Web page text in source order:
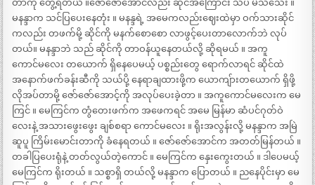
တာကို တွေ့ရတယ် ။ဇော်ဇော်အောင်လည်း ဆိုင်အကြောင်း သိပ် မသိသေး ။
မနန္ဒာက သင်ပြပေးနေတုံး ။ မနန္ဒရဲ့ အမေကလည်းဈေးထဲမှာ ဝက်သားဆိုင်
ကလည်း တဖက်မို့ ဆိုင်ကို မနက်စောစော လာဖွင့်ပေးတာလောက်ဘဲ လုပ်
တယ်။ မနန္ဒာဘဲ သည် ဆိုင်ကို တာဝန်ယူနေတယ်လို့ ဆိုရမယ် ။ အကူ
ကောင်မလေး တယောက် ရှိနေပေမယ့် ပစ္စည်းတွေ ရောက်လာရင် ဆိုင်ထဲ
အနောက်ဖက်ခန်းဆီကို သယ်ပို့ နေရာချထားဖို့က ယောကျ်ားတယောက် ရှိဖို့
လိုအပ်တာမို့ ဇော်ဇော်အောင့်ကို အလုပ်ပေးခဲ့တာ ။ အကူကောင်မလေးက မေ
ကြင် ။ မေကြင်က တွံတေးဖက်က အဖေကရင် အမေ မြန်မာ ဆံပင်ဂုတ်ဝဲ
လေးနဲ့ အသားဖွေးဖွေး ချစ်စရာ ကောင်မလေး ။ ရိုးအလွန်းလို့ မနန္ဒာက အမြဲ
ဆူပူ ကြိမ်းမောင်းတာကို ခံနေရတယ် ။ ဇော်ဇော်အောင်က အတတ်မြန်တယ် ။
တခါပြပေးရုံနဲ့ တတ်လွယ်တဲ့ကောင် ။ မေကြင်က နှေးကွေးတယ် ။ ဒါပေမယ့်
မေကြင်က ရိုးတယ် ။ သစ္စာရှိ တယ်လို့ မနန္ဒာက ပြောတယ် ။ ညနေပိုင်းမှာ မေ